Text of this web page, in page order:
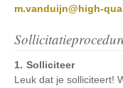
m.vanduijn@high-
Solliciteer
Leuk dat je solliciteert!